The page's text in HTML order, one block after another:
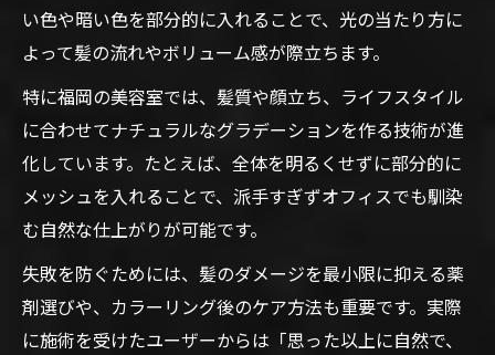
い色や暗い色を部分的に入れることで、光の当たり方に
よって髪の流れやボリューム感が際立ちます。
特に福岡の美容室では、髪質や顔立ち、ライフスタイル
に合わせてナチュラルなグラデーションを作る技術が進
化しています。たとえば、全体を明るくせずに部分的に
メッシュを入れることで、派手すぎずオフィスでも馴染
む自然な仕上がりが可能です。
失敗を防ぐためには、髪のダメージを最小限に抑える薬
剤選びや、カラーリング後のケア方法も重要です。実際
に施術を受けたユーザーからは「思った以上に自然で、